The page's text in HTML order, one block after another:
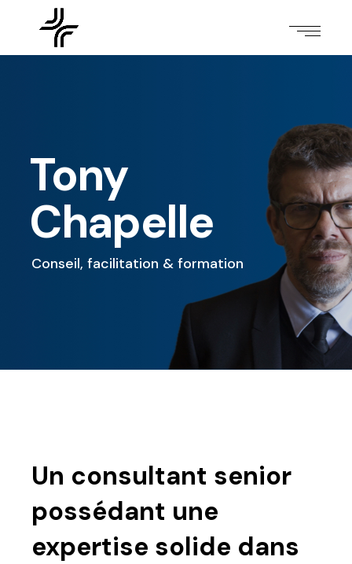
Tony
Chapelle
Conseil, facilitation & formation
Un consultant senior
possédant une
expertise solide dans